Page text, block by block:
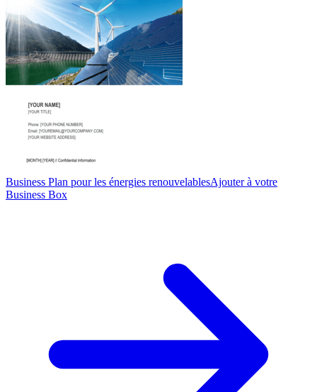
Business Plan pour les énergies renouvelablesAjouter à votre
Business Box